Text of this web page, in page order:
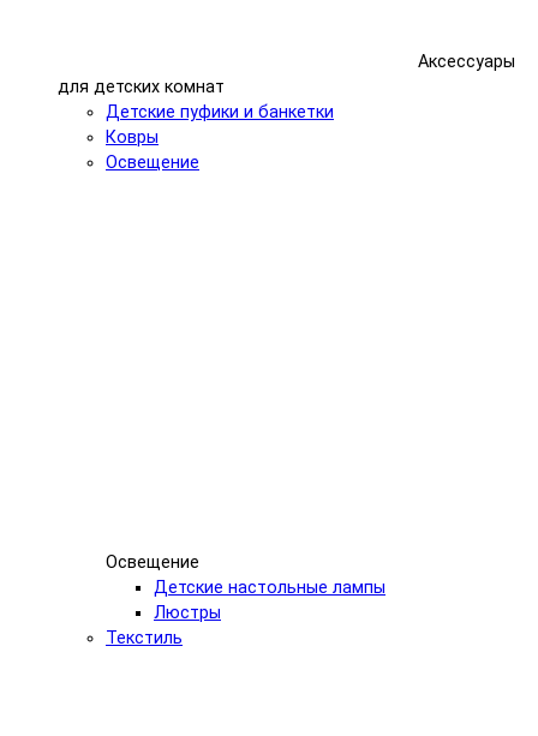
Аксессуары
для детских комнат
Детские пуфики и банкетки
Ковры
Освещение
Освещение
Детские настольные лампы
Люстры
Текстиль